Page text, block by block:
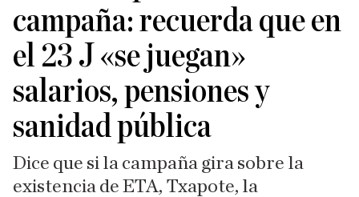
campaña: recuerda que en
el 23 J «se juegan»
salarios, pensiones y
sanidad pública
Dice que si la campaña gira sobre la
existencia de ETA, Txapote, la